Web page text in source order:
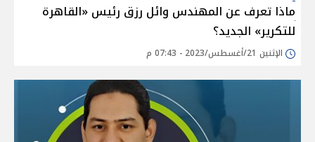
ماذا تعرف عن المهندس وائل رزق رئيس «القاهرة
للتكرير» الجديد؟
الإثنين 21/أغسطس/2023 - 07:43 م